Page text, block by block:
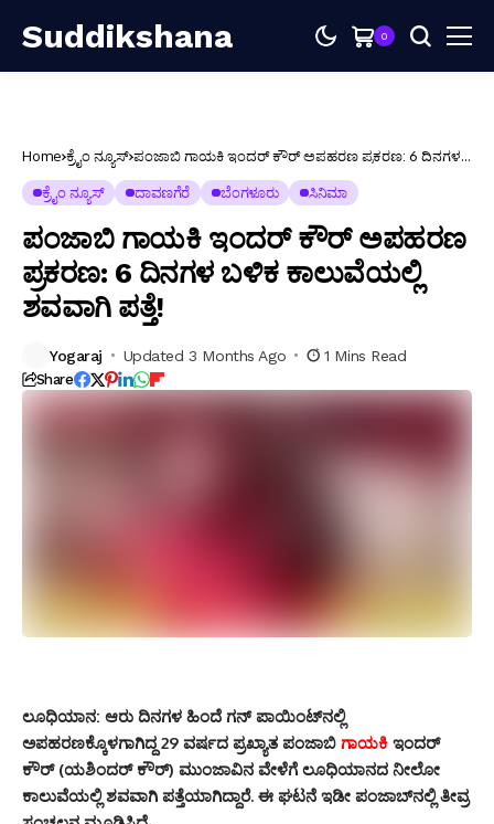
Suddikshana 0
Home ಕ್ರೈಂ ನ್ಯೂಸ್ ಪಂಜಾಬಿ ಗಾಯಕಿ ಇಂದರ್ ಕೌರ್ ಅಪಹರಣ ಪ್ರಕರಣ: 6 ದಿನಗಳ
ಕ್ರೈಂ ನ್ಯೂಸ್ ದಾವಣಗೆರೆ ಬೆಂಗಳೂರು ಸಿನಿಮಾ
ಪಂಜಾಬಿ ಗಾಯಕಿ ಇಂದರ್ ಕೌರ್ ಅಪಹರಣ
ಪ್ರಕರಣ: 6 ದಿನಗಳ ಬಳಿಕ ಕಾಲುವೆಯಲ್ಲಿ
ಶವವಾಗಿ ಪತ್ತೆ!
Yogaraj Updated 3 Months Ago 1 Mins Read
Share
ಲೂಧಿಯಾನ: ಆರು ದಿನಗಳ ಹಿಂದೆ ಗನ್ ಪಾಯಿಂಟ್‌ನಲ್ಲಿ
ಅಪಹರಣಕ್ಕೊಳಗಾಗಿದ್ದ 29 ವರ್ಷದ ಪ್ರಖ್ಯಾತ ಪಂಜಾಬಿ ಗಾಯಕಿ ಇಂದರ್
ಕೌರ್ (ಯಶಿಂದರ್ ಕೌರ್) ಮುಂಜಾವಿನ ವೇಳೆಗೆ ಲೂಧಿಯಾನದ ನೀಲೋ
ಕಾಲುವೆಯಲ್ಲಿ ಶವವಾಗಿ ಪತ್ತೆಯಾಗಿದ್ದಾರೆ. ಈ ಘಟನೆ ಇಡೀ ಪಂಜಾಬ್‌ನಲ್ಲಿ ತೀವ್ರ